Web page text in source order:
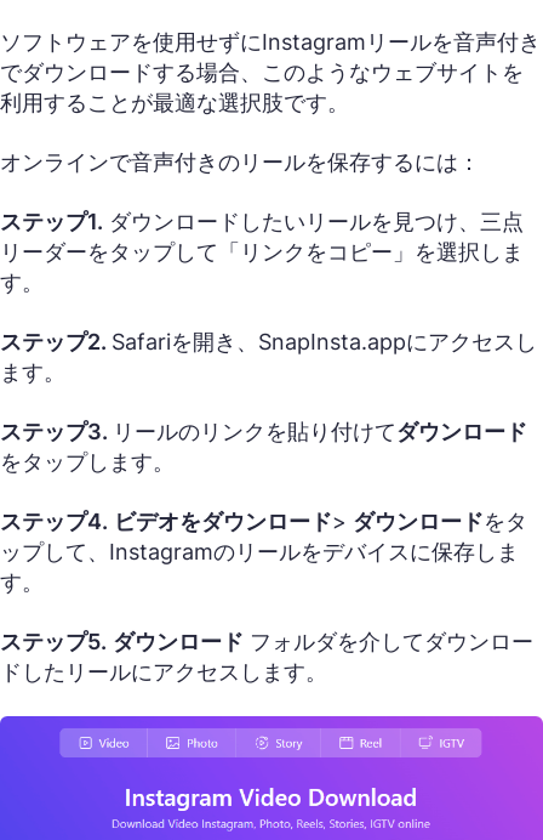
ソフトウェアを使用せずにInstagramリールを音声付き
でダウンロードする場合、このようなウェブサイトを
利用することが最適な選択肢です。
オンラインで音声付きのリールを保存するには：
ステップ1. ダウンロードしたいリールを見つけ、三点
リーダーをタップして「リンクをコピー」を選択しま
す。
ステップ2. Safariを開き、SnapInsta.appにアクセスし
ます。
ステップ3. リールのリンクを貼り付けてダウンロード
をタップします。
ステップ4. ビデオをダウンロード> ダウンロードをタ
ップして、Instagramのリールをデバイスに保存しま
す。
ステップ5. ダウンロード フォルダを介してダウンロー
ドしたリールにアクセスします。